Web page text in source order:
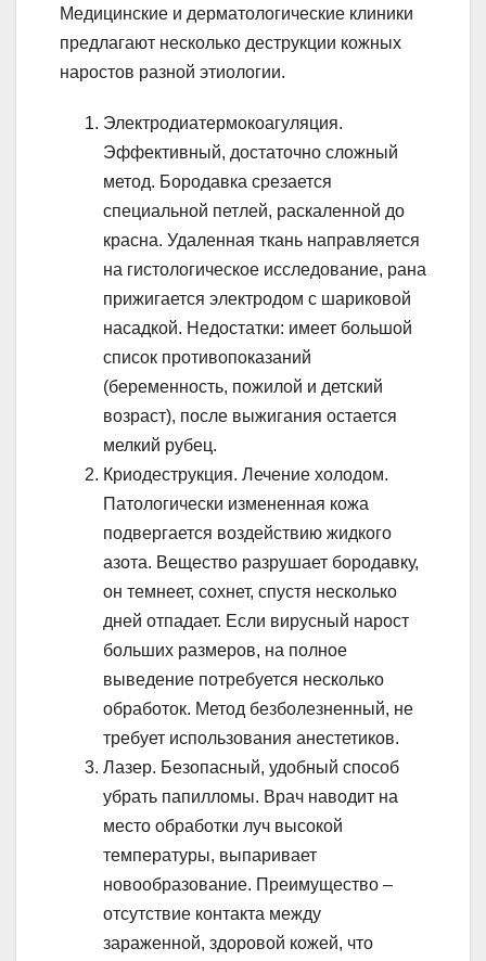
Медицинские и дерматологические клиники
предлагают несколько деструкции кожных
наростов разной этиологии.
Электродиатермокоагуляция.
Эффективный, достаточно сложный
метод. Бородавка срезается
специальной петлей, раскаленной до
красна. Удаленная ткань направляется
на гистологическое исследование, рана
прижигается электродом с шариковой
насадкой. Недостатки: имеет большой
список противопоказаний
(беременность, пожилой и детский
возраст), после выжигания остается
мелкий рубец.
Криодеструкция. Лечение холодом.
Патологически измененная кожа
подвергается воздействию жидкого
азота. Вещество разрушает бородавку,
он темнеет, сохнет, спустя несколько
дней отпадает. Если вирусный нарост
больших размеров, на полное
выведение потребуется несколько
обработок. Метод безболезненный, не
требует использования анестетиков.
Лазер. Безопасный, удобный способ
убрать папилломы. Врач наводит на
место обработки луч высокой
температуры, выпаривает
новообразование. Преимущество –
отсутствие контакта между
зараженной, здоровой кожей, что